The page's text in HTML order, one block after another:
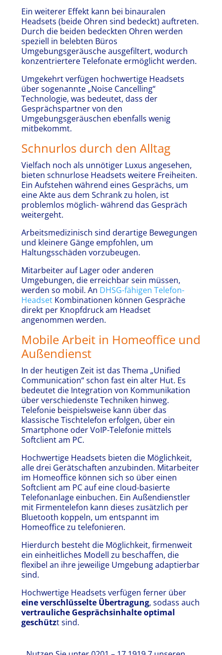
Ein weiterer Effekt kann bei binauralen
Headsets (beide Ohren sind bedeckt) auftreten.
Durch die beiden bedeckten Ohren werden
speziell in belebten Büros
Umgebungsgeräusche ausgefiltert, wodurch
konzentriertere Telefonate ermöglicht werden.
Umgekehrt verfügen hochwertige Headsets
über sogenannte „Noise Cancelling“
Technologie, was bedeutet, dass der
Gesprächspartner von den
Umgebungsgeräuschen ebenfalls wenig
mitbekommt.
Schnurlos durch den Alltag
Vielfach noch als unnötiger Luxus angesehen,
bieten schnurlose Headsets weitere Freiheiten.
Ein Aufstehen während eines Gesprächs, um
eine Akte aus dem Schrank zu holen, ist
problemlos möglich- während das Gespräch
weitergeht.
Arbeitsmedizinisch sind derartige Bewegungen
und kleinere Gänge empfohlen, um
Haltungsschäden vorzubeugen.
Mitarbeiter auf Lager oder anderen
Umgebungen, die erreichbar sein müssen,
werden so mobil. An DHSG-fähigen Telefon-
HeadsetKombinationen können Gespräche
direkt per Knopfdruck am Headset
angenommen werden.
Mobile Arbeit in Homeoffice und
Außendienst
In der heutigen Zeit ist das Thema „Unified
Communication“ schon fast ein alter Hut. Es
bedeutet die Integration von Kommunikation
über verschiedenste Techniken hinweg.
Telefonie beispielsweise kann über das
klassische Tischtelefon erfolgen, über ein
Smartphone oder VoIP-Telefonie mittels
Softclient am PC.
Hochwertige Headsets bieten die Möglichkeit,
alle drei Gerätschaften anzubinden. Mitarbeiter
im Homeoffice können sich so über einen
Softclient am PC auf eine cloud-basierte
Telefonanlage einbuchen. Ein Außendienstler
mit Firmentelefon kann dieses zusätzlich per
Bluetooth koppeln, um entspannt im
Homeoffice zu telefonieren.
Hierdurch besteht die Möglichkeit, firmenweit
ein einheitliches Modell zu beschaffen, die
flexibel an ihre jeweilige Umgebung adaptierbar
sind.
Hochwertige Headsets verfügen ferner über
eine verschlüsselte Übertragung, sodass auch
vertrauliche Gesprächsinhalte optimal
geschützt sind.